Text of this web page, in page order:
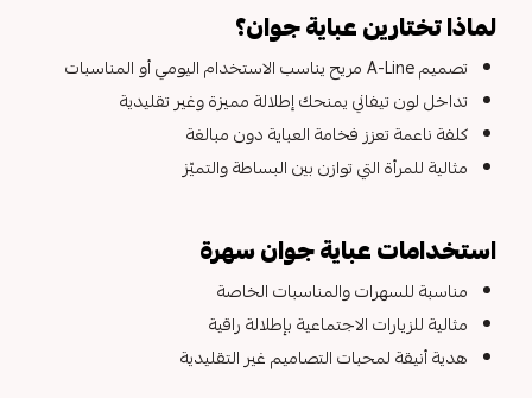
لماذا تختارين عباية جوان؟
تصميم A-Line مريح يناسب الاستخدام اليومي أو المناسبات
تداخل لون تيفاني يمنحك إطلالة مميزة وغير تقليدية
كلفة ناعمة تعزز فخامة العباية دون مبالغة
مثالية للمرأة التي توازن بين البساطة والتميّز
استخدامات عباية جوان سهرة
مناسبة للسهرات والمناسبات الخاصة
مثالية للزيارات الاجتماعية بإطلالة راقية
هدية أنيقة لمحبات التصاميم غير التقليدية